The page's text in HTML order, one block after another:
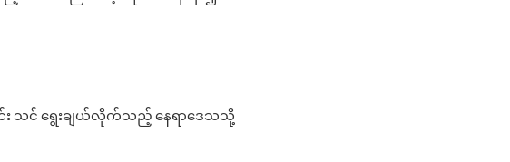
င်း သင် ရွေးချယ်လိုက်သည့် နေရာဒေသသို့